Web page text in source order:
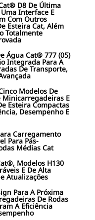
D8 De Última
Interface E
Com Outros
Esteira Cat, Além
Totalmente
Água Cat® 777 (05)
Integrada Para A
De Transporte,
Modelos De
Minicarregadeiras E
Esteira Compactas
Desempenho E
Carregamento
Para Pás-
Médias Cat
Modelos H130
E De Alta
Atualizações
Para A Próxima
De Rodas
A Eficiência